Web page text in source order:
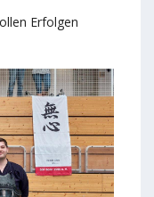
Erfolgen